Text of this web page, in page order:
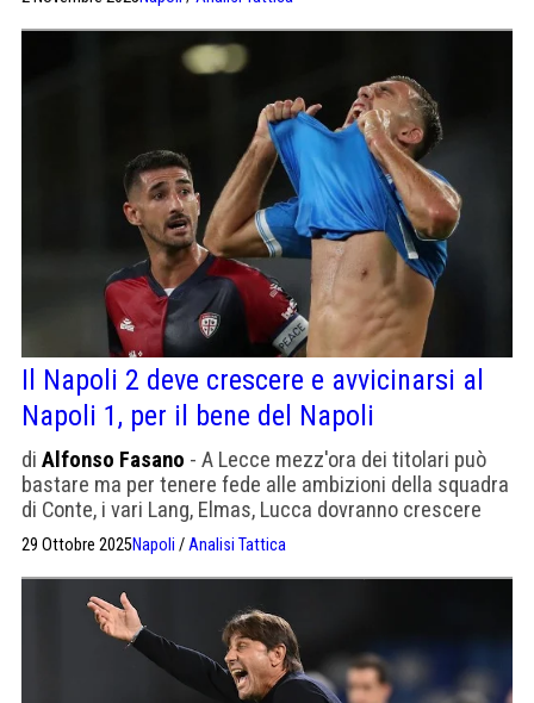
Il Napoli 2 deve crescere e avvicinarsi al
Napoli 1, per il bene del Napoli
di Alfonso Fasano - A Lecce mezz'ora dei titolari può
bastare ma per tenere fede alle ambizioni della squadra
di Conte, i vari Lang, Elmas, Lucca dovranno crescere
29 Ottobre 2025Napoli /Analisi Tattica